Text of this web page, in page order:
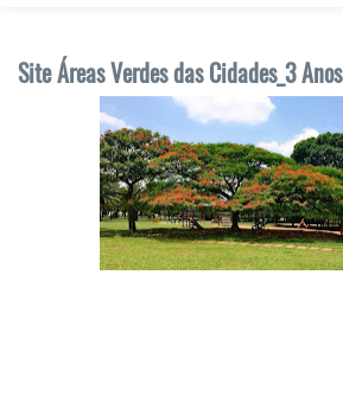
Site Áreas Verdes das Cidades_3 Anos